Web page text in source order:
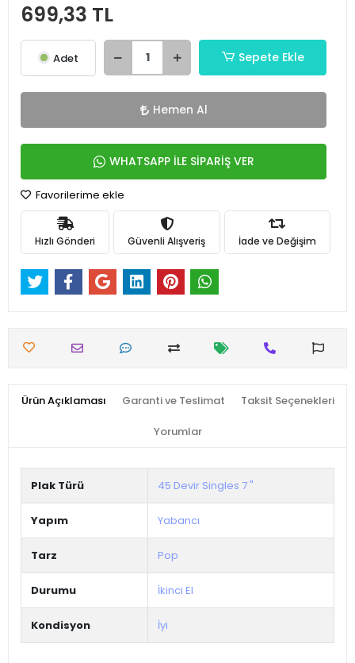
699,33 TL
Adet Sepete Ekle
Hemen Al
WHATSAPP İLE SİPARİŞ VER
Favorilerime ekle
Hızlı Gönderi Güvenli Alışveriş İade ve Değişim
Ürün Açıklaması Garanti ve Teslimat Taksit Seçenekleri
Yorumlar
Plak Türü 45 Devir Singles 7 "
Yapım Yabancı
Tarz Pop
Durumu İkinci El
Kondisyon İyi